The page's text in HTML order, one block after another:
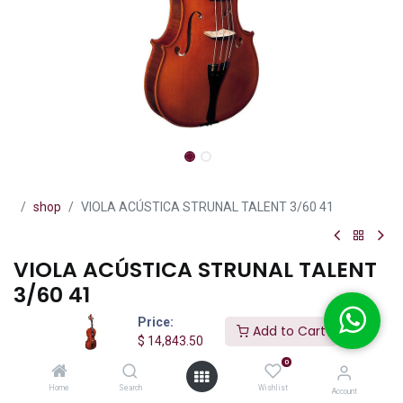
Price:
$ 14,843.50
Add to Cart
Home Search
0
Wishlist Account
shop VIOLA ACÚSTICA STRUNAL TALENT 3/60 41
VIOLA ACÚSTICA STRUNAL TALENT
3/60 41
(0 reseña)
La Strunal Talent 3/60 es una viola de 41 cm (16″) de nivel
estudiante, hecha en la República Checa con tapa de abeto
macizo, cuerpo y mástil de arce, diapasón de ébano, y barniz al